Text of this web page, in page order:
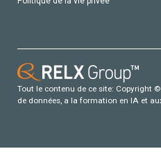
Tout le contenu de ce site: Copyright
de données, a la formation en IA et